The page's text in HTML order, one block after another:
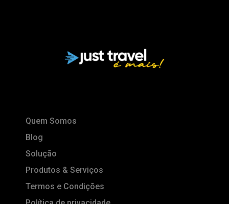
Quem Somos
Blog
Solução
Produtos & Serviços
Termos e Condições